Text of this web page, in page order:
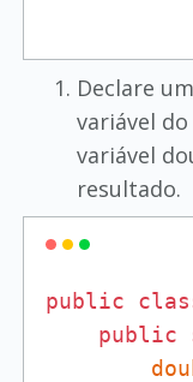
Declare
variável
variável
resultado.
public
public